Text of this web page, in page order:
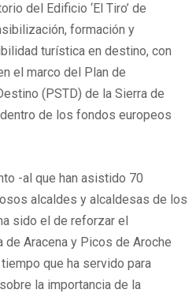
del Edificio ‘El Tiro’ de
formación y
turística en destino, con
el marco del Plan de
(PSTD) de la Sierra de
de los fondos europeos
-al que han asistido 70
alcaldes y alcaldesas de los
sido el de reforzar el
Aracena y Picos de Aroche
que ha servido para
la importancia de la